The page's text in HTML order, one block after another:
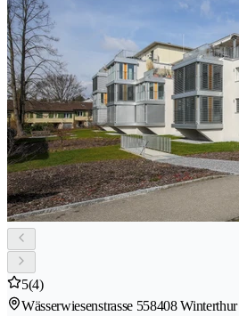
5(4)
Wässerwiesenstrasse 558408 Winterthur